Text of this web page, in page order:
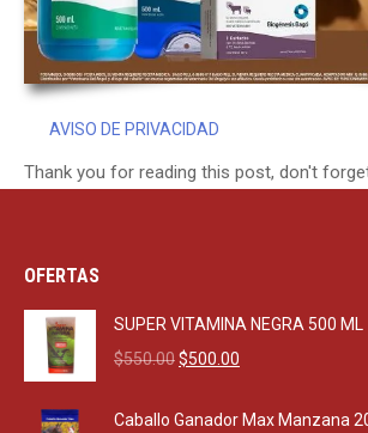
AVISO DE PRIVACIDAD
Thank you for reading this post, don't
OFERTAS
SUPER VITAMINA NEGRA 500 ML
$550.00Original
was:
$500.00
is:
Caballo Ganador Max Manzana